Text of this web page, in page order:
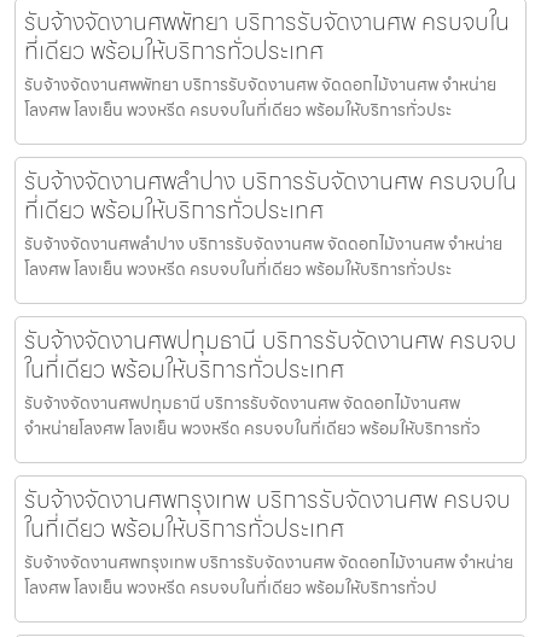
รับจ้างจัดงานศพพัทยา บริการรับจัดงานศพ ครบจบใน
ที่เดียว พร้อมให้บริการทั่วประเทศ
รับจ้างจัดงานศพพัทยา บริการรับจัดงานศพ จัดดอกไม้งานศพ จำหน่าย
โลงศพ โลงเย็น พวงหรีด ครบจบในที่เดียว พร้อมให้บริการทั่วประ
รับจ้างจัดงานศพลำปาง บริการรับจัดงานศพ ครบจบใน
ที่เดียว พร้อมให้บริการทั่วประเทศ
รับจ้างจัดงานศพลำปาง บริการรับจัดงานศพ จัดดอกไม้งานศพ จำหน่าย
โลงศพ โลงเย็น พวงหรีด ครบจบในที่เดียว พร้อมให้บริการทั่วประ
รับจ้างจัดงานศพปทุมธานี บริการรับจัดงานศพ ครบจบ
ในที่เดียว พร้อมให้บริการทั่วประเทศ
รับจ้างจัดงานศพปทุมธานี บริการรับจัดงานศพ จัดดอกไม้งานศพ
จำหน่ายโลงศพ โลงเย็น พวงหรีด ครบจบในที่เดียว พร้อมให้บริการทั่ว
รับจ้างจัดงานศพกรุงเทพ บริการรับจัดงานศพ ครบจบ
ในที่เดียว พร้อมให้บริการทั่วประเทศ
รับจ้างจัดงานศพกรุงเทพ บริการรับจัดงานศพ จัดดอกไม้งานศพ จำหน่าย
โลงศพ โลงเย็น พวงหรีด ครบจบในที่เดียว พร้อมให้บริการทั่วป